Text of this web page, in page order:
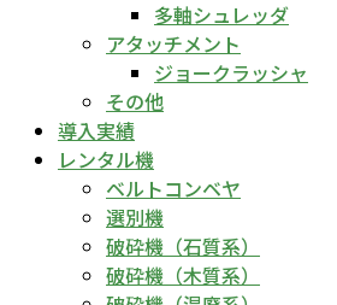
多軸シュレッダ
アタッチメント
ジョークラッシャ
その他
導入実績
レンタル機
ベルトコンベヤ
選別機
破砕機（石質系）
破砕機（木質系）